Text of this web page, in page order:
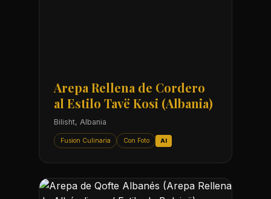
Arepa Rellena de Cordero
al Estilo Tavë Kosi (Albania)
Bilisht, Albania
Fusion Culinaria Con Foto AI